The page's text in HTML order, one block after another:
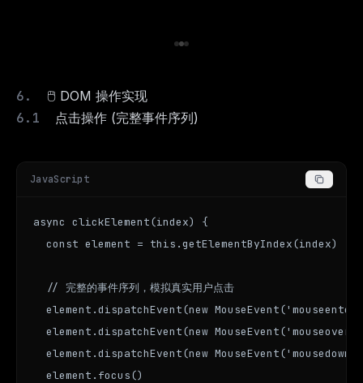
🖱️ DOM 操作实现
点击操作 (完整事件序列)
JavaScript
async clickElement(index) {
  const element = this.getElementByIndex(index)
  // 完整的事件序列，模拟真实用户点击
element.dispatchEvent(new
element.dispatchEvent(new
element.dispatchEvent(new
  element.focus()